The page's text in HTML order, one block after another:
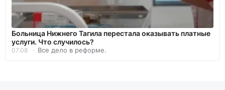
Больница Нижнего Тагила перестала оказывать платные
услуги. Что случилось?
07.08 Все дело в реформе.